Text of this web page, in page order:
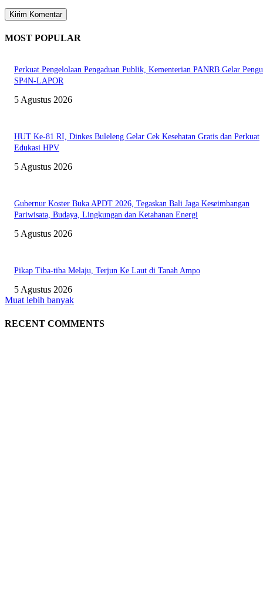
MOST POPULAR
Perkuat Pengelolaan Pengaduan Publik, Kementerian PANRB Gelar
SP4N-LAPOR
5 Agustus 2026
HUT Ke-81 RI, Dinkes Buleleng Gelar Cek Kesehatan Gratis dan Perkuat
Edukasi HPV
5 Agustus 2026
Gubernur Koster Buka APDT 2026, Tegaskan Bali Jaga Keseimbangan
Pariwisata, Budaya, Lingkungan dan Ketahanan Energi
5 Agustus 2026
Pikap Tiba-tiba Melaju, Terjun Ke Laut di Tanah Ampo
5 Agustus 2026
Muat lebih banyak
RECENT COMMENTS